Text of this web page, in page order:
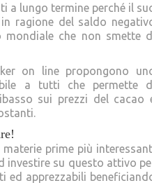
a lungo termine perché il
ragione del saldo
che non smette
on line propongono
a tutti che permette
sui prezzi del cacao
prime più
investire su questo attivo
ed apprezzabili